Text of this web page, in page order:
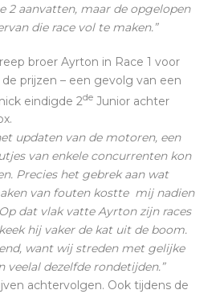
2 aanvatten, maar de opgelopen
die race vol te maken.”
broer Ayrton in Race 1 voor
prijzen – een gevolg van een
eindigde 2de Junior achter
updaten van de motoren, een
van enkele concurrenten kon
Precies het gebrek aan wat
van fouten kostte mij nadien
dat vlak vatte Ayrton zijn races
hij vaker de kat uit de boom.
want wij streden met gelijke
veelal dezelfde rondetijden.”
achtervolgen. Ook tijdens de